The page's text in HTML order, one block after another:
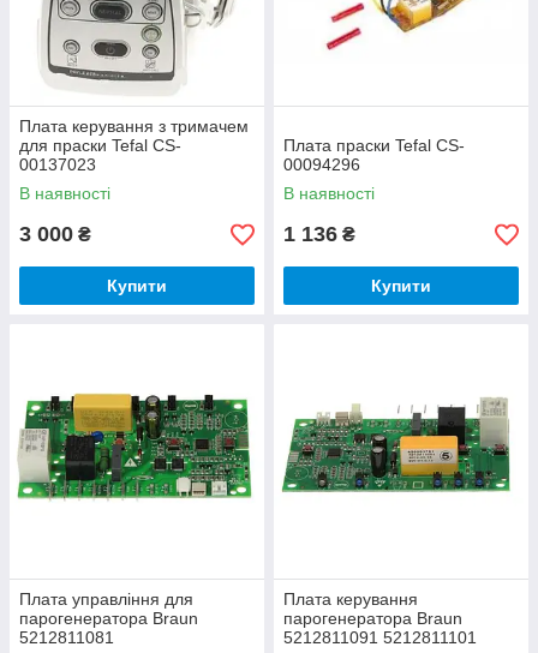
Плата керування з тримачем
для праски Tefal CS-
00137023
В наявності
3 000 ₴
Купити
Плата праски Tefal CS-
00094296
В наявності
1 136 ₴
Купити
Плата управління для
парогенератора Braun
5212811081
Плата керування
парогенератора Braun
5212811091 5212811101